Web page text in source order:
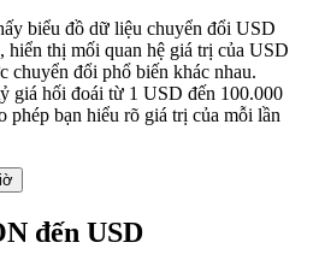
biểu đồ dữ liệu chuyển đổi USD
hiển thị mối quan hệ giá trị của USD
chuyển đổi phổ biến khác nhau.
giá hối đoái từ 1 USD đến 100.000
bạn hiểu rõ giá trị của mỗi lần
đến USD